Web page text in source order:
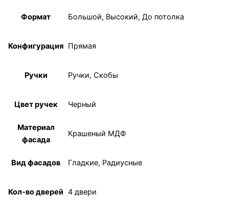
Формат Большой, Высокий, До потолка
Конфигурация Прямая
Ручки Ручки, Скобы
Цвет ручек Черный
Материал
фасада
Крашеный МДФ
Вид фасадов Гладкие, Радиусные
Кол-во дверей 4 двери